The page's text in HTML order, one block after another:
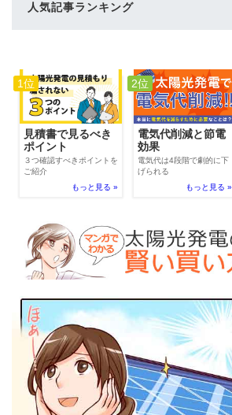
人気記事ランキング
1位
見積書で見るべき
ポイント
３つ確認すべきポイントを
ご紹介
もっと見る »
2位
電気代削減と節電
効果
電気代は4段階で劇的に下
げられる
もっと見る »